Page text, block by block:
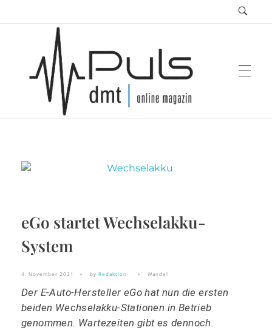
Puls Magazin
Zukunft der Mobilität
eGo startet Wechselakku-
System
4. November 2021 by Redaktion Wandel
Der E-Auto-Hersteller eGo hat nun die ersten
beiden Wechselakku-Stationen in Betrieb
genommen. Wartezeiten gibt es dennoch.